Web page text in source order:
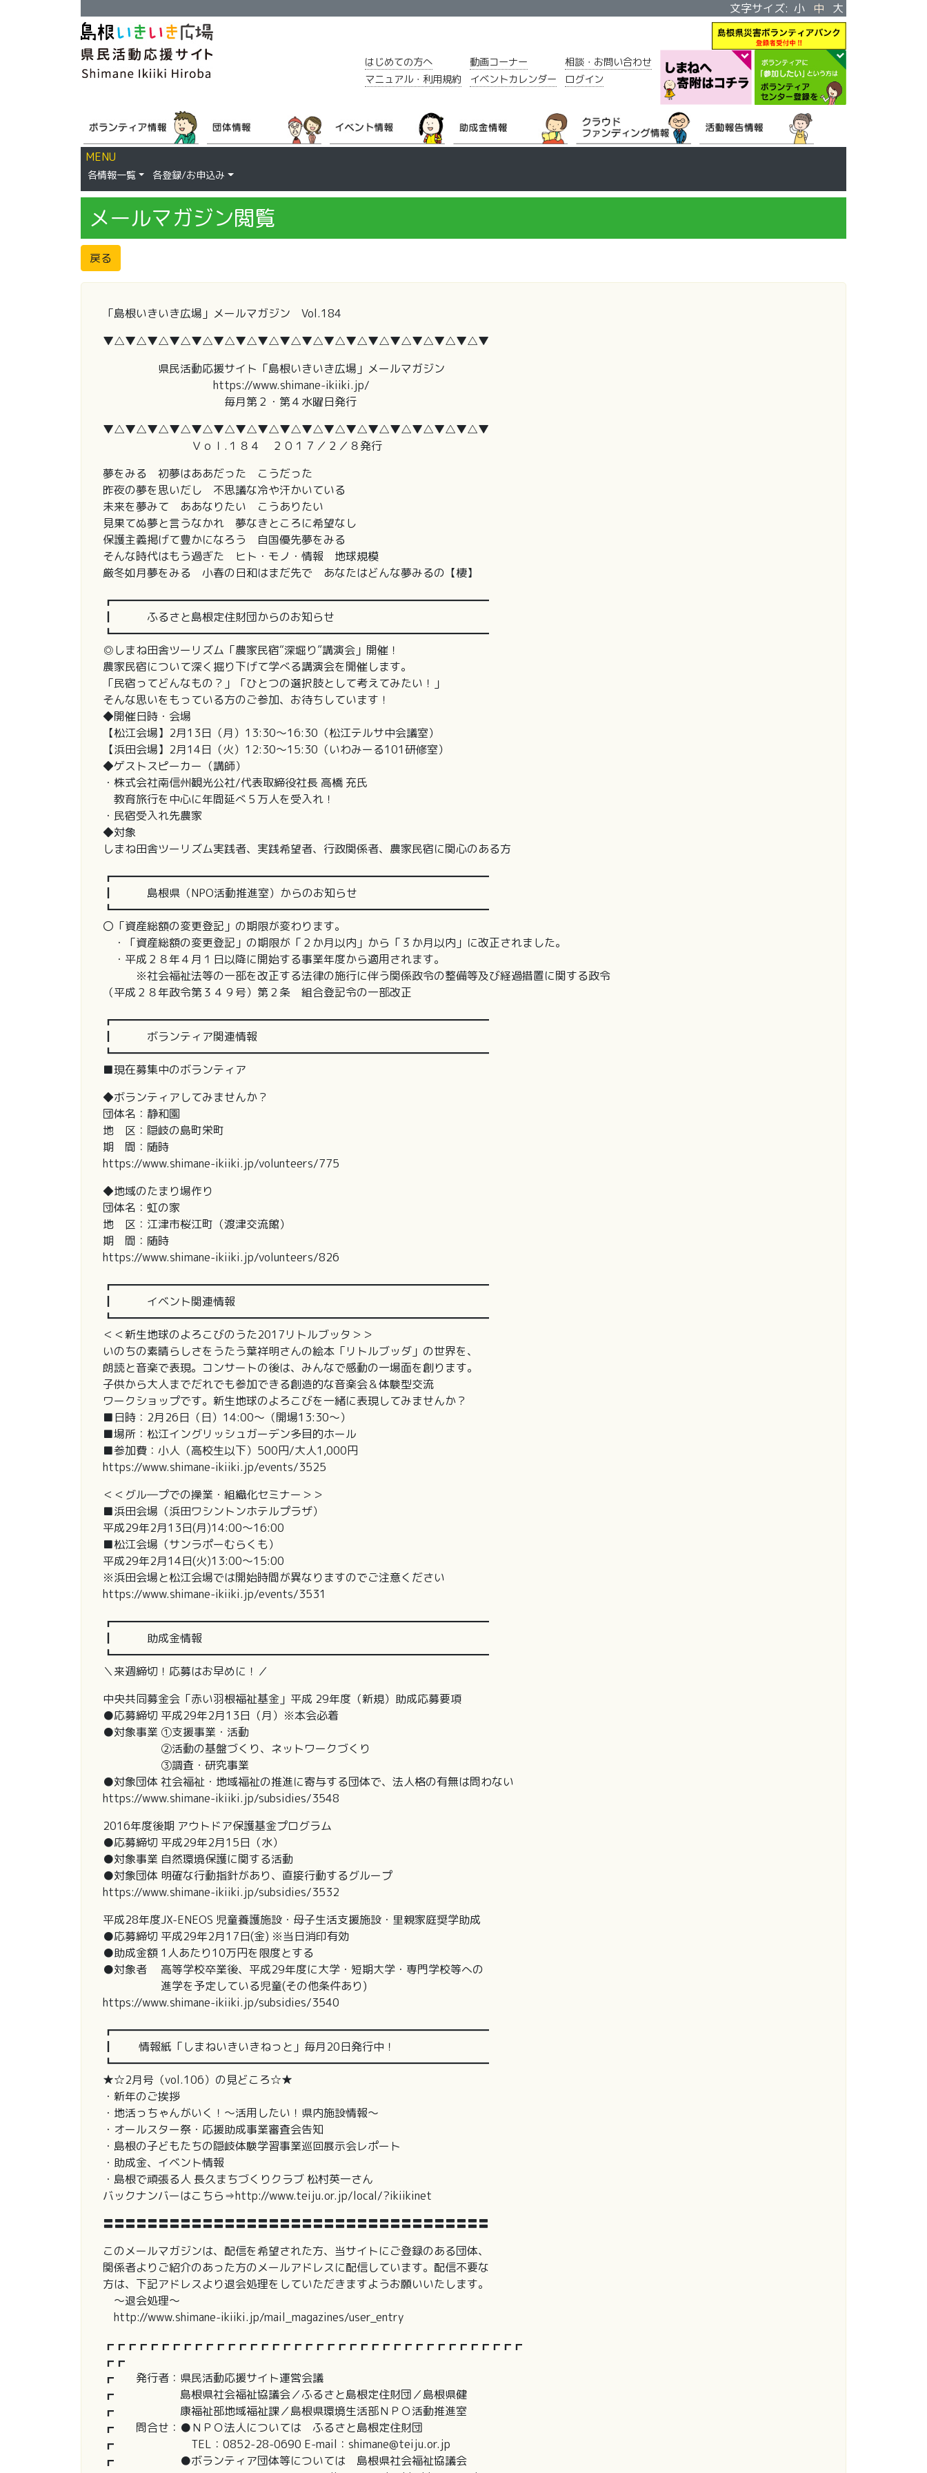
文字サイズ: 小 中 大
はじめての方へ
マニュアル・利用規約
動画コーナー
イベントカレンダー
相談・お問い合わせ
ログイン
MENU
各情報一覧 各登録/お申込み
メールマガジン閲覧
戻る
「島根いきいき広場」メールマガジン Vol.184
▼△▼△▼△▼△▼△▼△▼△▼△▼△▼△▼△▼△▼△▼△▼△▼△▼△▼
県民活動応援サイト「島根いきいき広場」メールマガジン
https://www.shimane-ikiiki.jp/
毎月第２・第４水曜日発行
▼△▼△▼△▼△▼△▼△▼△▼△▼△▼△▼△▼△▼△▼△▼△▼△▼△▼
Ｖｏｌ.１８４ ２０１７／２／８発行
夢をみる 初夢はああだった こうだった
昨夜の夢を思いだし 不思議な冷や汗かいている
未来を夢みて ああなりたい こうありたい
見果てぬ夢と言うなかれ 夢なきところに希望なし
保護主義掲げて豊かになろう 自国優先夢をみる
そんな時代はもう過ぎた ヒト・モノ・情報 地球規模
厳冬如月夢をみる 小春の日和はまだ先で あなたはどんな夢みるの【棲】
┏━━━━━━━━━━━━━━━━━━━━━━━━━━━━━━━━━━
┃ ふるさと島根定住財団からのお知らせ
┗━━━━━━━━━━━━━━━━━━━━━━━━━━━━━━━━━━
◎しまね田舎ツーリズム「農家民宿“深堀り”講演会」開催！
農家民宿について深く掘り下げて学べる講演会を開催します。
「民宿ってどんなもの？」「ひとつの選択肢として考えてみたい！」
そんな思いをもっている方のご参加、お待ちしています！
◆開催日時・会場
【松江会場】2月13日（月）13:30～16:30（松江テルサ中会議室）
【浜田会場】2月14日（火）12:30～15:30（いわみーる101研修室）
◆ゲストスピーカー（講師）
・株式会社南信州観光公社/代表取締役社長 高橋 充氏
教育旅行を中心に年間延べ５万人を受入れ！
・民宿受入れ先農家
◆対象
しまね田舎ツーリズム実践者、実践希望者、行政関係者、農家民宿に関心のある方
┏━━━━━━━━━━━━━━━━━━━━━━━━━━━━━━━━━━
┃ 島根県（NPO活動推進室）からのお知らせ
┗━━━━━━━━━━━━━━━━━━━━━━━━━━━━━━━━━━
〇「資産総額の変更登記」の期限が変わります。
・「資産総額の変更登記」の期限が「２か月以内」から「３か月以内」に改正されました。
・平成２８年４月１日以降に開始する事業年度から適用されます。
※社会福祉法等の一部を改正する法律の施行に伴う関係政令の整備等及び経過措置に関する政令
（平成２８年政令第３４９号）第２条 組合登記令の一部改正
┏━━━━━━━━━━━━━━━━━━━━━━━━━━━━━━━━━━
┃ ボランティア関連情報
┗━━━━━━━━━━━━━━━━━━━━━━━━━━━━━━━━━━
■現在募集中のボランティア
◆ボランティアしてみませんか？
団体名：静和園
地 区：隠岐の島町栄町
期 間：随時
https://www.shimane-ikiiki.jp/volunteers/775
◆地域のたまり場作り
団体名：虹の家
地 区：江津市桜江町（渡津交流館）
期 間：随時
https://www.shimane-ikiiki.jp/volunteers/826
┏━━━━━━━━━━━━━━━━━━━━━━━━━━━━━━━━━━
┃ イベント関連情報
┗━━━━━━━━━━━━━━━━━━━━━━━━━━━━━━━━━━
＜＜新生地球のよろこびのうた2017リトルブッタ＞＞
いのちの素晴らしさをうたう葉祥明さんの絵本「リトルブッダ」の世界を、
朗読と音楽で表現。コンサートの後は、みんなで感動の一場面を創ります。
子供から大人までだれでも参加できる創造的な音楽会＆体験型交流
ワークショップです。新生地球のよろこびを一緒に表現してみませんか？
■日時：2月26日（日）14:00～（開場13:30～）
■場所：松江イングリッシュガーデン多目的ホール
■参加費：小人（高校生以下）500円/大人1,000円
https://www.shimane-ikiiki.jp/events/3525
＜＜グル―プでの操業・組織化セミナー＞＞
■浜田会場（浜田ワシントンホテルプラザ）
平成29年2月13日(月)14:00～16:00
■松江会場（サンラポーむらくも）
平成29年2月14日(火)13:00～15:00
※浜田会場と松江会場では開始時間が異なりますのでご注意ください
https://www.shimane-ikiiki.jp/events/3531
┏━━━━━━━━━━━━━━━━━━━━━━━━━━━━━━━━━━
┃ 助成金情報
┗━━━━━━━━━━━━━━━━━━━━━━━━━━━━━━━━━━
＼来週締切！応募はお早めに！／
中央共同募金会「赤い羽根福祉基金」平成 29年度（新規）助成応募要項
●応募締切 平成29年2月13日（月）※本会必着
●対象事業 ①支援事業・活動
②活動の基盤づくり、ネットワークづくり
③調査・研究事業
●対象団体 社会福祉・地域福祉の推進に寄与する団体で、法人格の有無は問わない
https://www.shimane-ikiiki.jp/subsidies/3548
2016年度後期 アウトドア保護基金プログラム
●応募締切 平成29年2月15日（水）
●対象事業 自然環境保護に関する活動
●対象団体 明確な行動指針があり、直接行動するグループ
https://www.shimane-ikiiki.jp/subsidies/3532
平成28年度JX-ENEOS 児童養護施設・母子生活支援施設・里親家庭奨学助成
●応募締切 平成29年2月17日(金) ※当日消印有効
●助成金額 1人あたり10万円を限度とする
●対象者 高等学校卒業後、平成29年度に大学・短期大学・専門学校等への
進学を予定している児童(その他条件あり)
https://www.shimane-ikiiki.jp/subsidies/3540
┏━━━━━━━━━━━━━━━━━━━━━━━━━━━━━━━━━━
┃ 情報紙「しまねいきいきねっと」毎月20日発行中！
┗━━━━━━━━━━━━━━━━━━━━━━━━━━━━━━━━━━
★☆2月号（vol.106）の見どころ☆★
・新年のご挨拶
・地活っちゃんがいく！～活用したい！県内施設情報～
・オールスター祭・応援助成事業審査会告知
・島根の子どもたちの隠岐体験学習事業巡回展示会レポート
・助成金、イベント情報
・島根で頑張る人 長久まちづくりクラブ 松村英一さん
バックナンバーはこちら⇒http://www.teiju.or.jp/local/?ikiikinet
〓〓〓〓〓〓〓〓〓〓〓〓〓〓〓〓〓〓〓〓〓〓〓〓〓〓〓〓〓〓〓〓〓〓〓
このメールマガジンは、配信を希望された方、当サイトにご登録のある団体、
関係者よりご紹介のあった方のメールアドレスに配信しています。配信不要な
方は、下記アドレスより退会処理をしていただきますようお願いいたします。
～退会処理～
http://www.shimane-ikiiki.jp/mail_magazines/user_entry
┏┏┏┏┏┏┏┏┏┏┏┏┏┏┏┏┏┏┏┏┏┏┏┏┏┏┏┏┏┏┏┏┏┏┏┏┏┏
┏┏
┏ 発行者：県民活動応援サイト運営会議
┏ 島根県社会福祉協議会／ふるさと島根定住財団／島根県健
┏ 康福祉部地域福祉課／島根県環境生活部ＮＰＯ活動推進室
┏ 問合せ：●ＮＰＯ法人については ふるさと島根定住財団
┏ TEL：0852-28-0690 E-mail：shimane@teiju.or.jp
┏ ●ボランティア団体等については 島根県社会福祉協議会